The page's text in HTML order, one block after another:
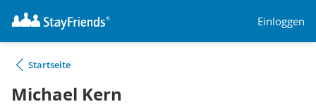
Einloggen
Startseite
Michael Kern